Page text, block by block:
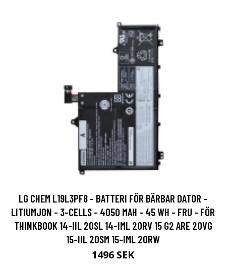
LG CHEM L19L3PF8 - BATTERI FÖR BÄRBAR DATOR -
LITIUMJON - 3-CELLS - 4050 MAH - 45 WH - FRU - FÖR
THINKBOOK 14-IIL 20SL 14-IML 20RV 15 G2 ARE 20VG
15-IIL 20SM 15-IML 20RW
1496 SEK